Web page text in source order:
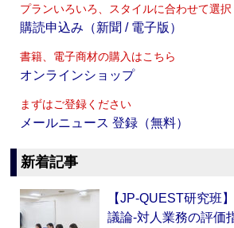
プランいろいろ、スタイルに合わせて選択
購読申込み（新聞 / 電子版）
書籍、電子商材の購入はこちら
オンラインショップ
まずはご登録ください
メールニュース 登録（無料）
新着記事
【JP-QUEST研究班
議論‐対人業務の評価